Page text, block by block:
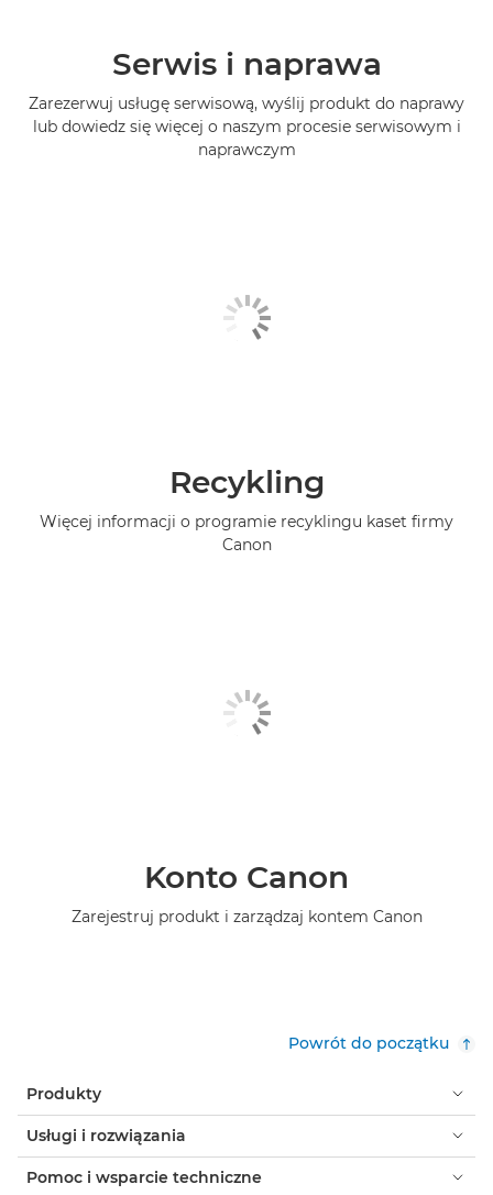
Serwis i naprawa
Zarezerwuj usługę serwisową, wyślij produkt do naprawy
lub dowiedz się więcej o naszym procesie serwisowym i
naprawczym
Recykling
Więcej informacji o programie recyklingu kaset firmy
Canon
Konto Canon
Zarejestruj produkt i zarządzaj kontem Canon
Powrót do początku
Produkty
Usługi i rozwiązania
Pomoc i wsparcie techniczne